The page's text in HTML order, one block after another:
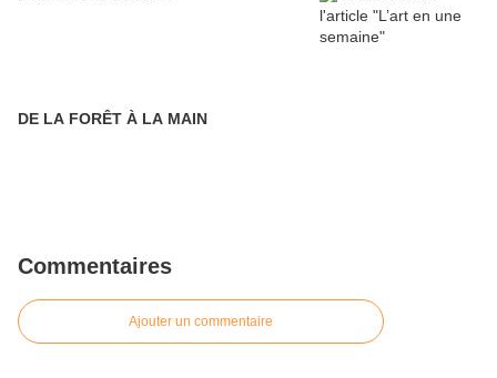
DE LA FORÊT À LA MAIN
Commentaires
Ajouter un commentaire